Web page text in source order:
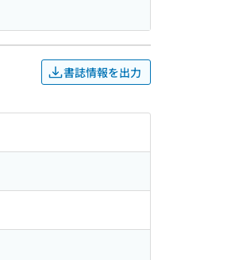
書誌情報を出力